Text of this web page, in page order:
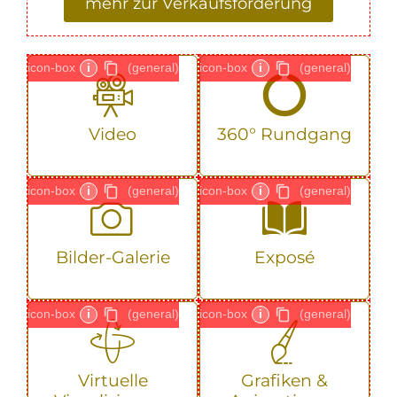
Video
icon-box i (general)
Bilder-Galerie
icon-box i (general)
Virtuelle
icon-box i (general)
360° Rundgang
icon-box i (general)
Exposé
icon-box i (general)
Grafiken &
icon-box i (general)